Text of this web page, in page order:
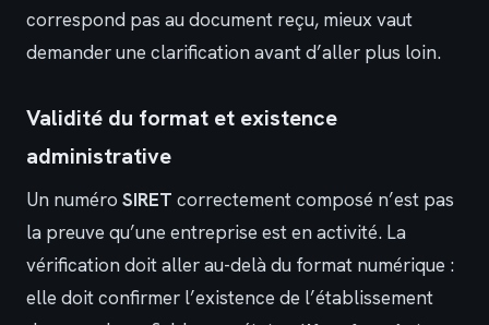
correspond pas au document reçu, mieux vaut
demander une clarification avant d’aller plus loin.
Validité du format et existence
administrative
Un numéro SIRET correctement composé n’est pas
la preuve qu’une entreprise est en activité. La
vérification doit aller au-delà du format numérique :
elle doit confirmer l’existence de l’établissement